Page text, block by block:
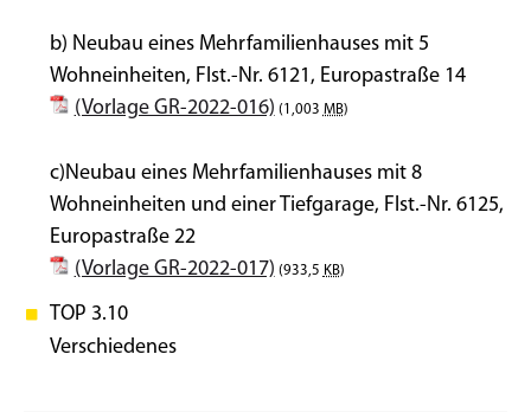
b) Neubau eines Mehrfamilienhauses mit 5
Wohneinheiten, Flst.-Nr. 6121, Europastraße 14
(Vorlage GR-2022-016) (1,003 MB)
c)Neubau eines Mehrfamilienhauses mit 8
Wohneinheiten und einer Tiefgarage, Flst.-Nr. 6125,
Europastraße 22
(Vorlage GR-2022-017) (933,5 KB)
TOP 3.10
Verschiedenes